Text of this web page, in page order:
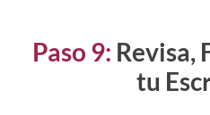
Paso 9: Revisa,
tu